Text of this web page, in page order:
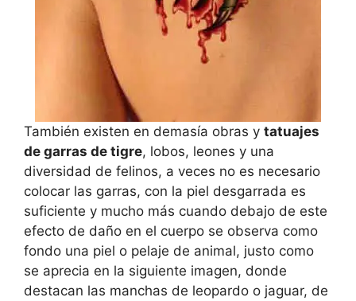
También existen en demasía obras y tatuajes
de garras de tigre, lobos, leones y una
diversidad de felinos, a veces no es necesario
colocar las garras, con la piel desgarrada es
suficiente y mucho más cuando debajo de este
efecto de daño en el cuerpo se observa como
fondo una piel o pelaje de animal, justo como
se aprecia en la siguiente imagen, donde
destacan las manchas de leopardo o jaguar, de